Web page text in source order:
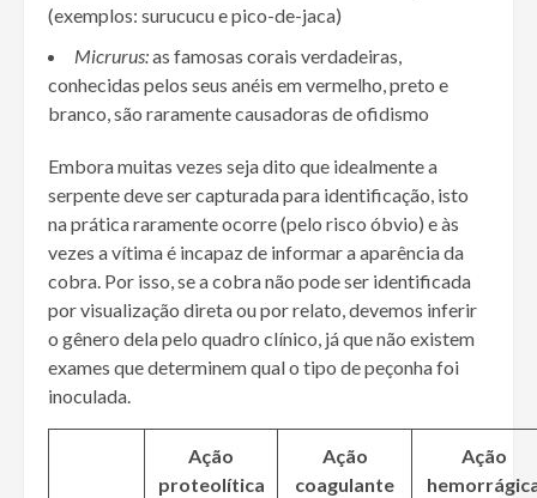
(exemplos: surucucu e pico-de-jaca)
Micrurus:as famosas corais verdadeiras,
conhecidas pelos seus anéis em vermelho, preto e
branco, são raramente causadoras de ofidismo
Embora muitas vezes seja dito que idealmente a
serpente deve ser capturada para identificação, isto
na prática raramente ocorre (pelo risco óbvio) e às
vezes a vítima é incapaz de informar a aparência da
cobra. Por isso, se a cobra não pode ser identificada
por visualização direta ou por relato, devemos inferir
o gênero dela pelo quadro clínico, já que não existem
exames que determinem qual o tipo de peçonha foi
inoculada.
Ação
proteolítica
Ação
coagulante
Ação